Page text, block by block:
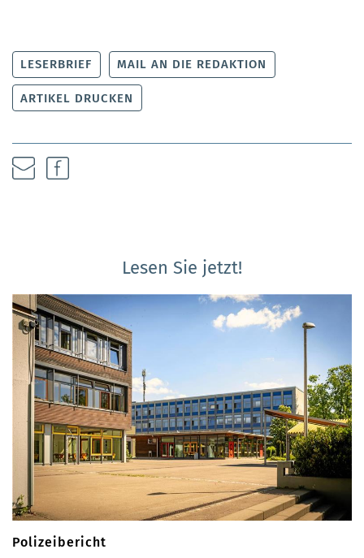
LESERBRIEF MAIL AN DIE REDAKTION
ARTIKEL DRUCKEN
Lesen Sie jetzt!
Polizeibericht